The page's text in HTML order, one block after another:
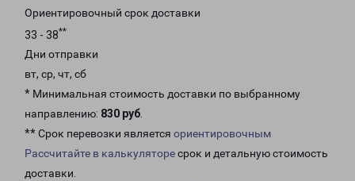
Ориентировочный срок доставки
33 - 38**
Дни отправки
вт, ср, чт, сб
* Минимальная стоимость доставки по выбранному
направлению: 830 руб.
** Срок перевозки является ориентировочным
Рассчитайте в калькуляторесрок и детальную стоимость
доставки.